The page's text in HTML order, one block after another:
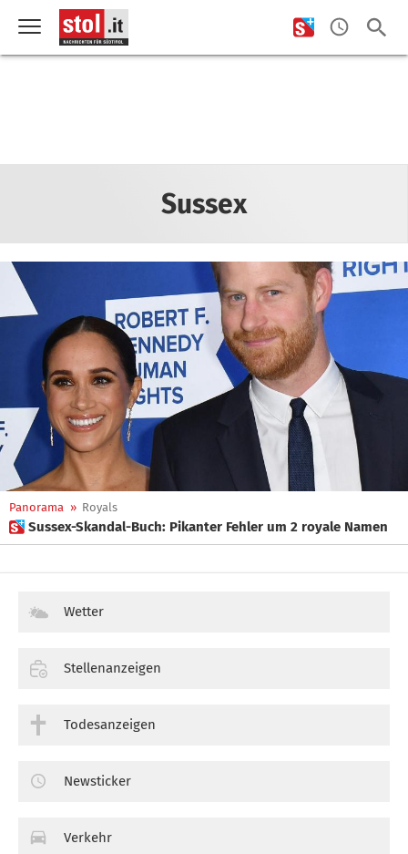
Sussex
Panorama » Royals
 Sussex-Skandal-Buch: Pikanter Fehler um 2 royale Namen
Wetter
Stellenanzeigen
Todesanzeigen
Newsticker
Verkehr